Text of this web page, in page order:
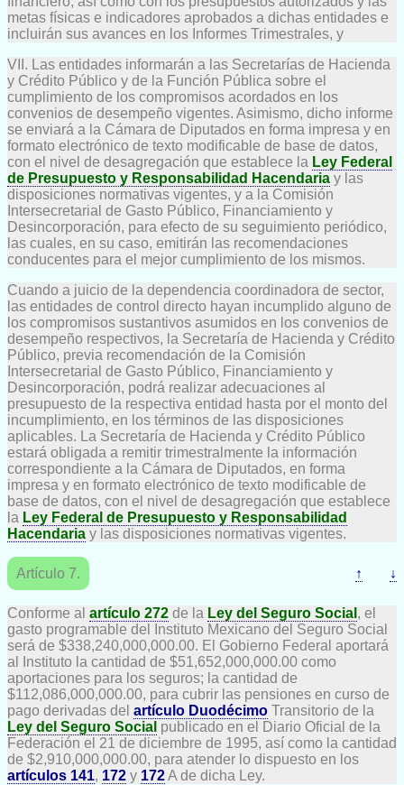
metas físicas e indicadores aprobados a dichas entidades e
incluirán sus avances en los Informes Trimestrales, y
VII. Las entidades informarán a las Secretarías de Hacienda
y Crédito Público y de la Función Pública sobre el
cumplimiento de los compromisos acordados en los
convenios de desempeño vigentes. Asimismo, dicho informe
se enviará a la Cámara de Diputados en forma impresa y en
formato electrónico de texto modificable de base de datos,
con el nivel de desagregación que establece la Ley Federal
de Presupuesto y Responsabilidad Hacendaria y las
disposiciones normativas vigentes, y a la Comisión
Intersecretarial de Gasto Público, Financiamiento y
Desincorporación, para efecto de su seguimiento periódico,
las cuales, en su caso, emitirán las recomendaciones
conducentes para el mejor cumplimiento de los mismos.
Cuando a juicio de la dependencia coordinadora de sector,
las entidades de control directo hayan incumplido alguno de
los compromisos sustantivos asumidos en los convenios de
desempeño respectivos, la Secretaría de Hacienda y Crédito
Público, previa recomendación de la Comisión
Intersecretarial de Gasto Público, Financiamiento y
Desincorporación, podrá realizar adecuaciones al
presupuesto de la respectiva entidad hasta por el monto del
incumplimiento, en los términos de las disposiciones
aplicables. La Secretaría de Hacienda y Crédito Público
estará obligada a remitir trimestralmente la información
correspondiente a la Cámara de Diputados, en forma
impresa y en formato electrónico de texto modificable de
base de datos, con el nivel de desagregación que establece
la Ley Federal de Presupuesto y Responsabilidad
Hacendaria y las disposiciones normativas vigentes.
Artículo 7. ↑ ↓
Conforme al artículo 272 de la Ley del Seguro Social , el
gasto programable del Instituto Mexicano del Seguro Social
será de $338,240,000,000.00. El Gobierno Federal aportará
al Instituto la cantidad de $51,652,000,000.00 como
aportaciones para los seguros; la cantidad de
$112,086,000,000.00, para cubrir las pensiones en curso de
pago derivadas del artículo Duodécimo Transitorio de la
Ley del Seguro Social publicado en el Diario Oficial de la
Federación el 21 de diciembre de 1995, así como la cantidad
de $2,910,000,000.00, para atender lo dispuesto en los
artículos 141, 172 y 172A de dicha Ley.